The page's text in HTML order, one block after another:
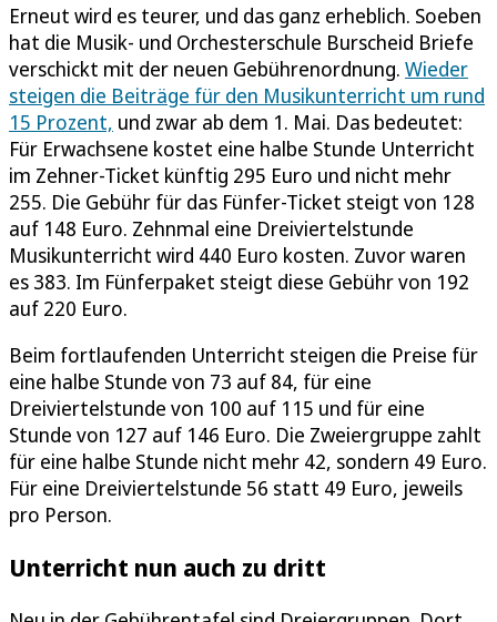
Erneut wird es teurer, und das ganz erheblich. Soeben
hat die Musik- und Orchesterschule Burscheid Briefe
verschickt mit der neuen Gebührenordnung. Wieder
steigen die Beiträge für den Musikunterricht um rund
15 Prozent, und zwar ab dem 1. Mai. Das bedeutet:
Für Erwachsene kostet eine halbe Stunde Unterricht
im Zehner-Ticket künftig 295 Euro und nicht mehr
255. Die Gebühr für das Fünfer-Ticket steigt von 128
auf 148 Euro. Zehnmal eine Dreiviertelstunde
Musikunterricht wird 440 Euro kosten. Zuvor waren
es 383. Im Fünferpaket steigt diese Gebühr von 192
auf 220 Euro.
Beim fortlaufenden Unterricht steigen die Preise für
eine halbe Stunde von 73 auf 84, für eine
Dreiviertelstunde von 100 auf 115 und für eine
Stunde von 127 auf 146 Euro. Die Zweiergruppe zahlt
für eine halbe Stunde nicht mehr 42, sondern 49 Euro.
Für eine Dreiviertelstunde 56 statt 49 Euro, jeweils
pro Person.
Unterricht nun auch zu dritt